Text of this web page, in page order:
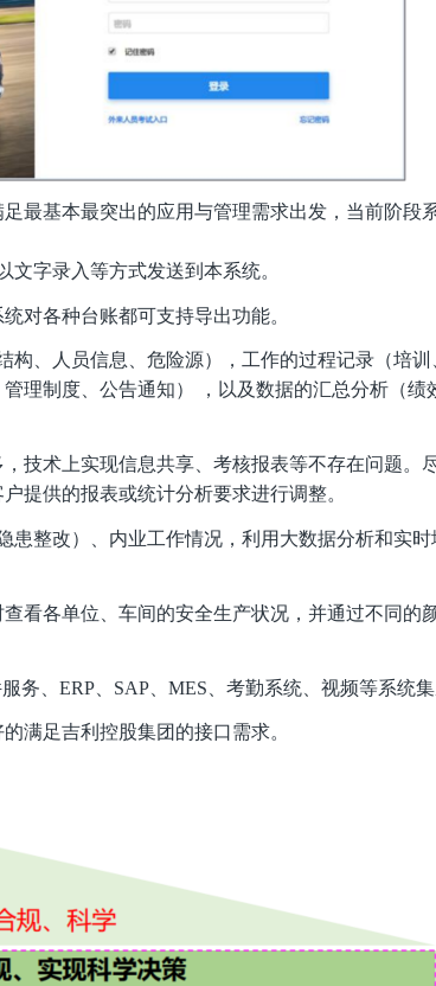
最基本最突出的应用与管理需求出发，当前阶段
文字录入等方式发送到本系统。
对各种台账都可支持导出功能。
构、人员信息、危险源），工作的过程记录（培训
理制度、公告通知）
，以及数据的汇总分析（绩
技术上实现信息共享、考核报表等不存在问题。
提供的报表或统计分析要求进行调整。
患整改）、内业工作情况，利用大数据分析和实时
看各单位、车间的安全生产状况，并通过不同的
务、ERP、SAP、MES、考勤系统、视频等系统
满足吉利控股集团的接口需求。